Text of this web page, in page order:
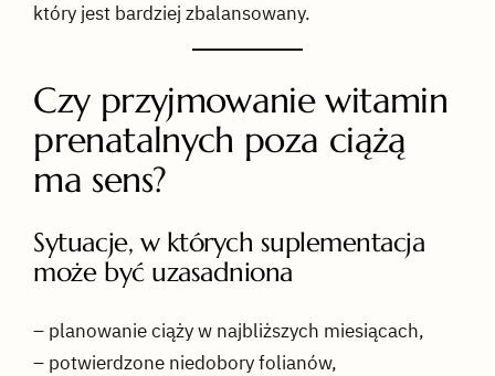
który jest bardziej zbalansowany.
Czy przyjmowanie witamin
prenatalnych poza ciążą
ma sens?
Sytuacje, w których suplementacja
może być uzasadniona
– planowanie ciąży w najbliższych miesiącach,
– potwierdzone niedobory folianów,